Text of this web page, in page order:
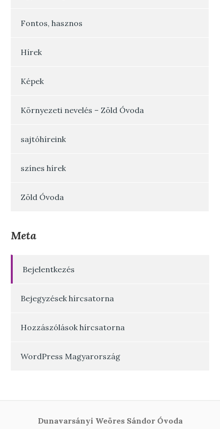
Fontos, hasznos
Hírek
Képek
Környezeti nevelés – Zöld Óvoda
sajtóhíreink
színes hírek
Zöld Óvoda
Meta
Bejelentkezés
Bejegyzések hírcsatorna
Hozzászólások hírcsatorna
WordPress Magyarország
Dunavarsányi Weöres Sándor Óvoda